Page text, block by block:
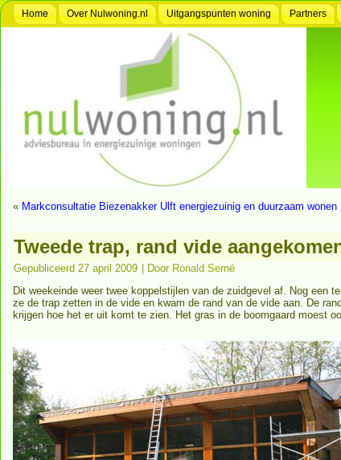
Home Over Nulwoning.nl Uitgangspunten woning Partners
« Markconsultatie Biezenakker Ulft energiezuinig en duurzaam wonen
Tweede trap, rand vide
Gepubliceerd 27 april 2009 Door Ronald Serné
Dit weekeinde weer twee koppelstijlen van de zuidgevel af. Nog een
ze de trap zetten in de vide en kwam de rand van de vide aan. De
krijgen hoe het er uit komt te zien. Het gras in de boomgaard moest